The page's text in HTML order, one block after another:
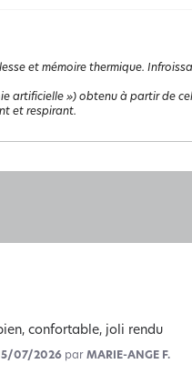
et mémoire thermique.
artificielle ») obtenu à partir de
et respirant.
confortable, joli rendu
07/2026 parMARIE-ANGE F.